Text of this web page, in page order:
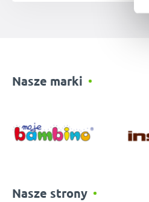
Nasze marki
Nasze strony